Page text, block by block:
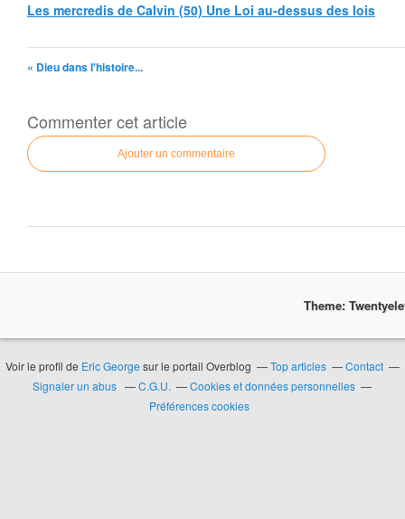
Les mercredis de Calvin (50) Une Loi au-dessus des lois
« Dieu dans l'histoire...
Commenter cet article
Ajouter un commentaire
Theme:
Voir le profil de Eric George sur le portail Overblog Top articles
Contact
Signaler un abus
C.G.U.
Cookies et données personnelles
Préférences cookies